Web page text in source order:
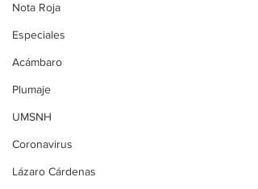
Nota Roja
Especiales
Acámbaro
Plumaje
UMSNH
Coronavirus
Lázaro Cárdenas